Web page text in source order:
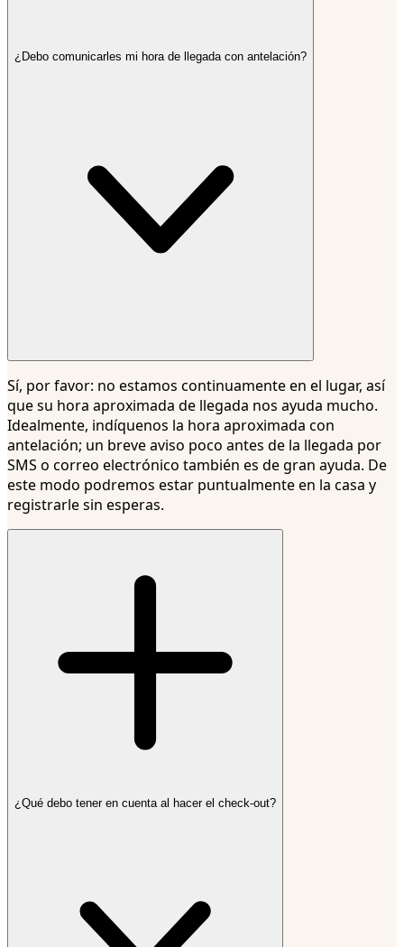
¿Debo comunicarles mi hora de llegada con antelación?
Sí, por favor: no estamos continuamente en el lugar, así
que su hora aproximada de llegada nos ayuda mucho.
Idealmente, indíquenos la hora aproximada con
antelación; un breve aviso poco antes de la llegada por
SMS o correo electrónico también es de gran ayuda. De
este modo podremos estar puntualmente en la casa y
registrarle sin esperas.
¿Qué debo tener en cuenta al hacer el check-out?